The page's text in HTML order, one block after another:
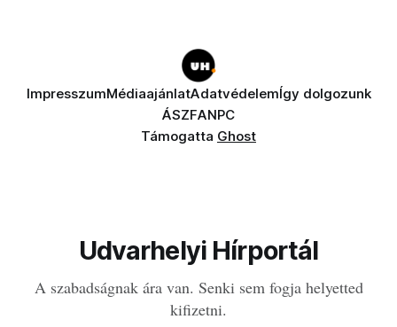
ImpresszumMédiaajánlatAdatvédelemÍgy dolgozunk
ÁSZFANPC
Támogatta Ghost
Udvarhelyi Hírportál
A szabadságnak ára van. Senki sem fogja helyetted
kifizetni.